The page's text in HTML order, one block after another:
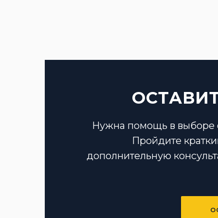
Нужна помощь в выборе
Пройдите
дополнительную